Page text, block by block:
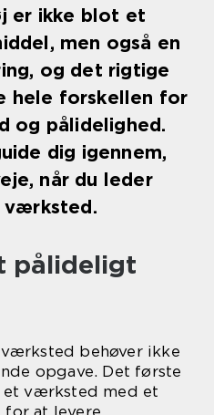
er ikke blot et
men også en
og det rigtige
hele forskellen for
og pålidelighed.
dig igennem,
når du leder
pålideligt
behøver ikke
opgave. Det første
værksted med et
at levere